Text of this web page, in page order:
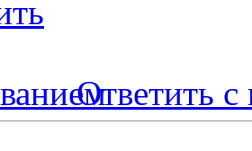
Ответить с